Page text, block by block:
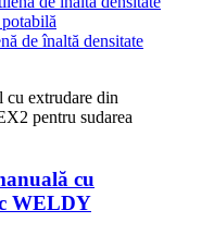
de înaltă densitate
cu
WELDY